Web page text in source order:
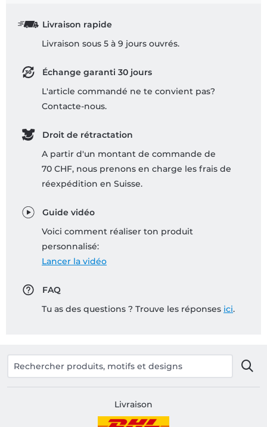
Livraison rapide
Livraison sous 5 à 9 jours ouvrés.
Échange garanti 30 jours
L'article commandé ne te convient pas?
Contacte-nous.
Droit de rétractation
A partir d'un montant de commande de
70 CHF, nous prenons en charge les frais de
réexpédition en Suisse.
Guide vidéo
Voici comment réaliser ton produit
personnalisé:
Lancer la vidéo
FAQ
Tu as des questions ? Trouve les réponses ici.
Livraison